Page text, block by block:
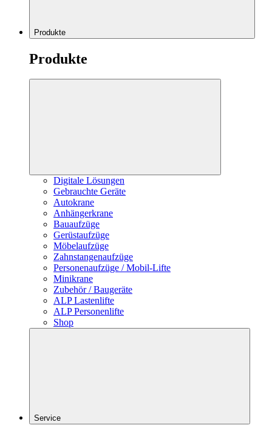
Produkte
Produkte
Digitale Lösungen
Gebrauchte Geräte
Autokrane
Anhängerkrane
Bauaufzüge
Gerüstaufzüge
Möbelaufzüge
Zahnstangenaufzüge
Personenaufzüge / Mobil-Lifte
Minikrane
Zubehör / Baugeräte
ALP Lastenlifte
ALP Personenlifte
Shop
Service